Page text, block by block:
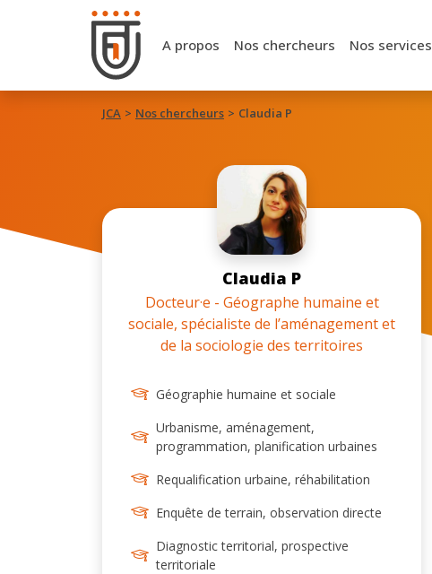
A propos Nos chercheurs Nos services
JCA Nos chercheurs Claudia P
Claudia P
Docteur·e - Géographe humaine et
sociale, spécialiste de l’aménagement et
de la sociologie des territoires
Géographie humaine et sociale
Urbanisme, aménagement,
programmation, planification urbaines
Requalification urbaine, réhabilitation
Enquête de terrain, observation directe
Diagnostic territorial, prospective
territoriale